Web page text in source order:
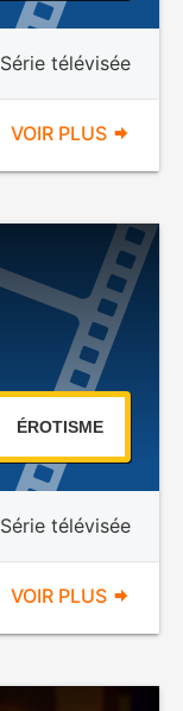
Série télévisée
VOIR PLUS
ÉROTISME
Série télévisée
VOIR PLUS